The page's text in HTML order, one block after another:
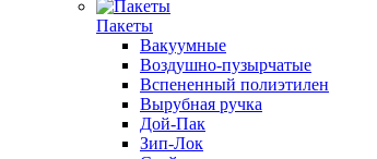
Пакеты
Вакуумные
Воздушно-пузырчатые
Вспененный полиэтилен
Вырубная ручка
Дой-Пак
Зип-Лок